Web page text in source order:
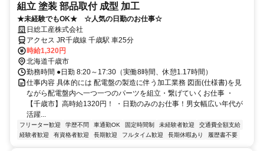
組立 塗装 部品取付 成型 加工
★未経験でもOK★ ☆人気の日勤のお仕事☆
日総工産株式会社
アクセス JR千歳線 千歳駅 車25分
時給1,320円
北海道千歳市
勤務時間 ●日勤 8:20～17:30（実働8時間、休憩1.17時間）
仕事内容 具体的には 配電盤の製造に伴う加工業務 図面(仕様書)を見
ながら配電盤内へ一つ一つのパーツを組立・繋げていくお仕事 ・
【千歳市】高時給1320円！ ・日勤のみのお仕事！男女幅広い年代が
活躍...
フリーター歓迎 学歴不問 車通勤OK 固定時間制 未経験者歓迎
交通費全額支給
経験者歓迎
有資格者歓迎 長期歓迎 フルタイム歓迎 長期休暇あり 履歴書不要